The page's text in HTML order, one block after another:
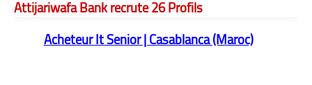
Attijariwafa Bank recrute 26 Profils
Acheteur It Senior | Casablanca (Maroc)